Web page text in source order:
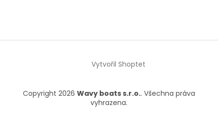
Vytvořil Shoptet
Copyright 2026 Wavy boats s.r.o.. Všechna práva
vyhrazena.